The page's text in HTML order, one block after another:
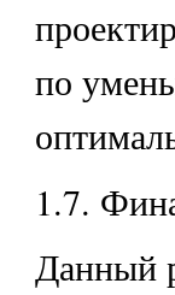
по
1.7.
Данный